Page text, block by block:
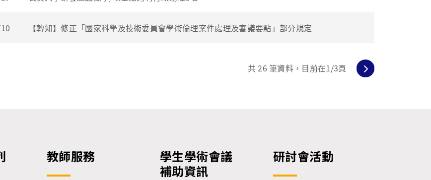
【轉知】修正「國家科學及技術委員會學術倫理案件處理及審議要點」部分規定
共26 筆資料，目前在1/3頁
教師服務
學生學術會議
補助資訊
研討會活動